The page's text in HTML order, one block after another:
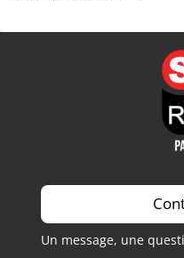
Un message, une